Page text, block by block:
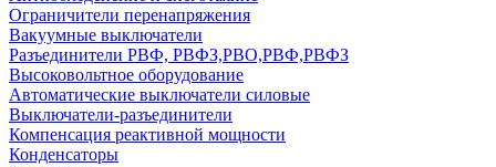
Ограничители перенапряжения
Вакуумные выключатели
Разъединители РВФ, РВФЗ,РВО,РВФ,РВФЗ
Высоковольтное оборудование
Автоматические выключатели cиловые
Выключатели-разъединители
Компенсация реактивной мощности
Конденсаторы